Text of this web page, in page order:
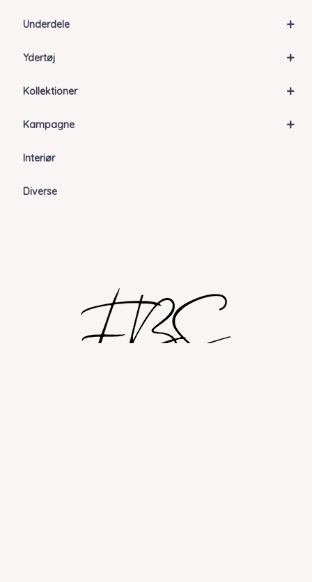
+
Underdele
+
Ydertøj
+
Kollektioner
+
Kampagne
Interiør
Diverse